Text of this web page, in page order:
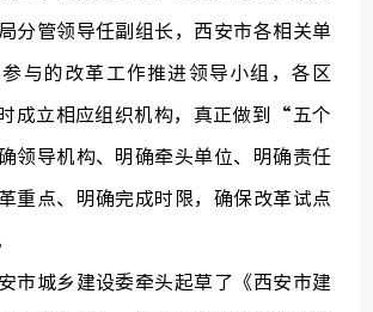
分管领导任副组长，西安市各相关单
与的改革工作推进领导小组，各区
成立相应组织机构，真正做到“五个
领导机构、明确牵头单位、明确责任
重点、明确完成时限，确保改革试点
城乡建设委牵头起草了《西安市建